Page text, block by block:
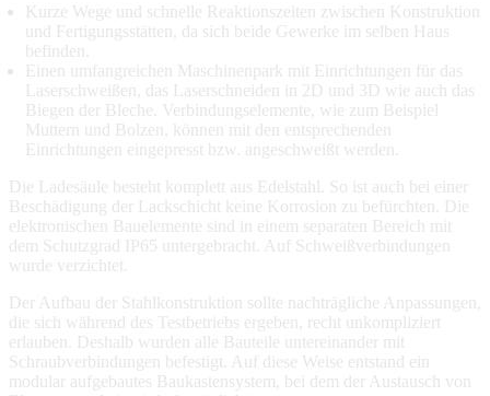
Kurze Wege und schnelle Reaktionszeiten zwischen Konstruktion
und Fertigungsstätten, da sich beide Gewerke im selben Haus
befinden.
Einen umfangreichen Maschinenpark mit Einrichtungen für das
Laserschweißen, das Laserschneiden in 2D und 3D wie auch das
Biegen der Bleche. Verbindungselemente, wie zum Beispiel
Muttern und Bolzen, können mit den entsprechenden
Einrichtungen eingepresst bzw. angeschweißt werden.
Die Ladesäule besteht komplett aus Edelstahl. So ist auch bei einer
Beschädigung der Lackschicht keine Korrosion zu befürchten. Die
elektronischen Bauelemente sind in einem separaten Bereich mit
dem Schutzgrad IP65 untergebracht. Auf Schweißverbindungen
wurde verzichtet.
Der Aufbau der Stahlkonstruktion sollte nachträgliche Anpassungen,
die sich während des Testbetriebs ergeben, recht unkompliziert
erlauben. Deshalb wurden alle Bauteile untereinander mit
Schraubverbindungen befestigt. Auf diese Weise entstand ein
modular aufgebautes Baukastensystem, bei dem der Austausch von